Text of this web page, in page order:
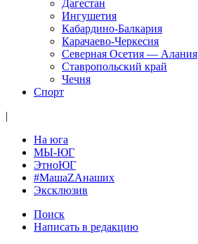
Дагестан
Ингушетия
Кабардино-Балкария
Карачаево-Черкесия
Северная Осетия — Алания
Ставропольский край
Чечня
Спорт
|
На юга
МЫ-ЮГ
ЭтноЮГ
#МашаZАнаших
Эксклюзив
Поиск
Написать в редакцию